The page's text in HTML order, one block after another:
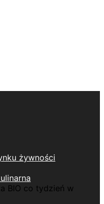
żywności
BIO co tydzień w